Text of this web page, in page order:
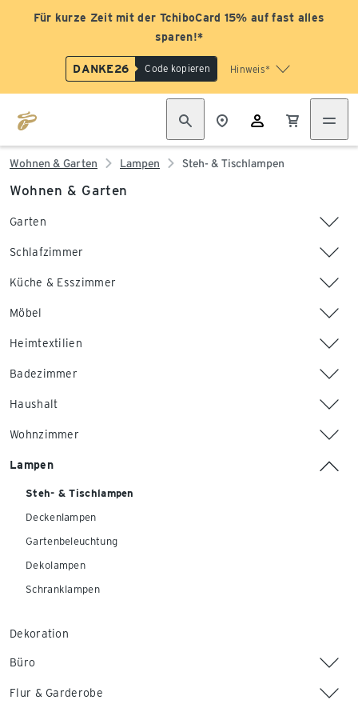
Für kurze Zeit mit der TchiboCard 15% auf fast alles
sparen!*
DANKE26 Code kopieren Hinweis*
Wohnen & Garten Lampen Steh- & Tischlampen
Wohnen & Garten
Garten
Schlafzimmer
Küche & Esszimmer
Möbel
Heimtextilien
Badezimmer
Haushalt
Wohnzimmer
Lampen
Steh- & Tischlampen
Deckenlampen
Gartenbeleuchtung
Dekolampen
Schranklampen
Dekoration
Büro
Flur & Garderobe